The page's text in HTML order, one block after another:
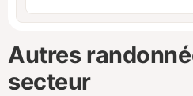
Autres
secteur